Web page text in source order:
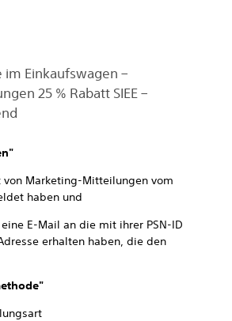
im Einkaufswagen –
25 % Rabatt SIEE –
von Marketing-Mitteilungen vom
haben und
E-Mail an die mit ihrer PSN-ID
erhalten haben, die den